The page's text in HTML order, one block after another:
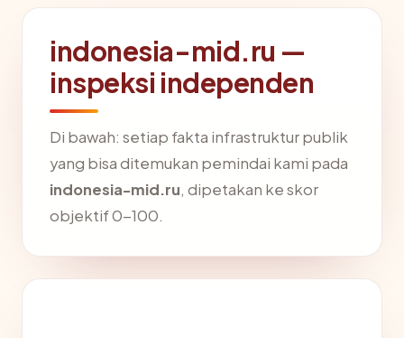
indonesia-mid.ru —
inspeksi independen
Di bawah: setiap fakta infrastruktur publik
yang bisa ditemukan pemindai kami pada
indonesia-mid.ru, dipetakan ke skor
objektif 0-100.